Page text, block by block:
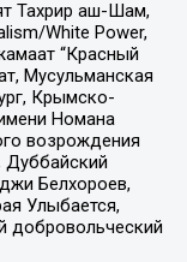
Тахрир аш-Шам,
White Power,
“Красный
Мусульманская
Крымско-
Номана
возрождения
Дуббайский
Белхороев,
Улыбается,
добровольческий